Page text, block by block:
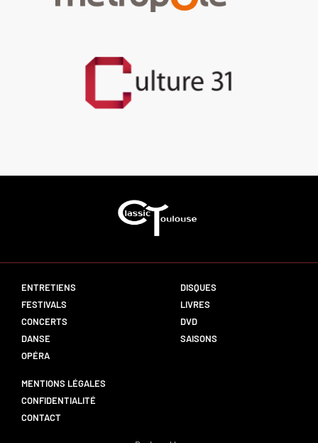
ENTRETIENS
FESTIVALS
CONCERTS
DANSE
OPÉRA
DISQUES
LIVRES
DVD
SAISONS
MENTIONS LÉGALES
CONFIDENTIALITÉ
CONTACT